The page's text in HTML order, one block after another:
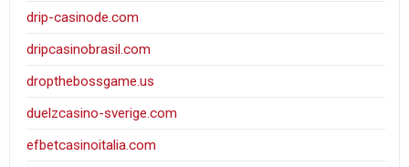
drip-casinode.com
dripcasinobrasil.com
dropthebossgame.us
duelzcasino-sverige.com
efbetcasinoitalia.com